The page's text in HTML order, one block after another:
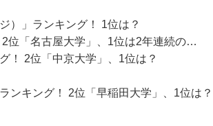
）」ランキング！ 1位は？
位「名古屋大学」、1位は2年連続の…
！ 2位「中京大学」、1位は？
ンキング！ 2位「早稲田大学」、1位は？